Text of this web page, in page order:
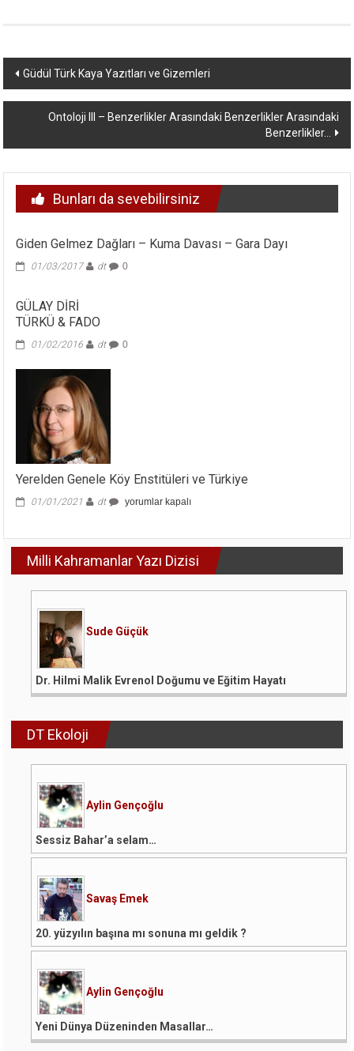
Yazı
dolaşımı
Güdül Türk Kaya Yazıtları ve Gizemleri
Ontoloji III – Benzerlikler Arasındaki Benzerlikler Arasındaki
Benzerlikler…
Bunları da sevebilirsiniz
Giden Gelmez Dağları – Kuma Davası – Gara Dayı
01/03/2017 dt 0
GÜLAY DİRİ
TÜRKÜ & FADO
01/02/2016 dt 0
Yerelden Genele Köy Enstitüleri ve Türkiye
01/01/2021 dt
Yerelden
ve
Türkiye
yorumlar kapalı
Milli Kahramanlar Yazı Dizisi
Sude Güçük
Dr. Hilmi Malik Evrenol Doğumu ve Eğitim Hayatı
DT Ekoloji
Aylin Gençoğlu
Sessiz Bahar’a selam…
Savaş Emek
20. yüzyılın başına mı sonuna mı geldik ?
Aylin Gençoğlu
Yeni Dünya Düzeninden Masallar…